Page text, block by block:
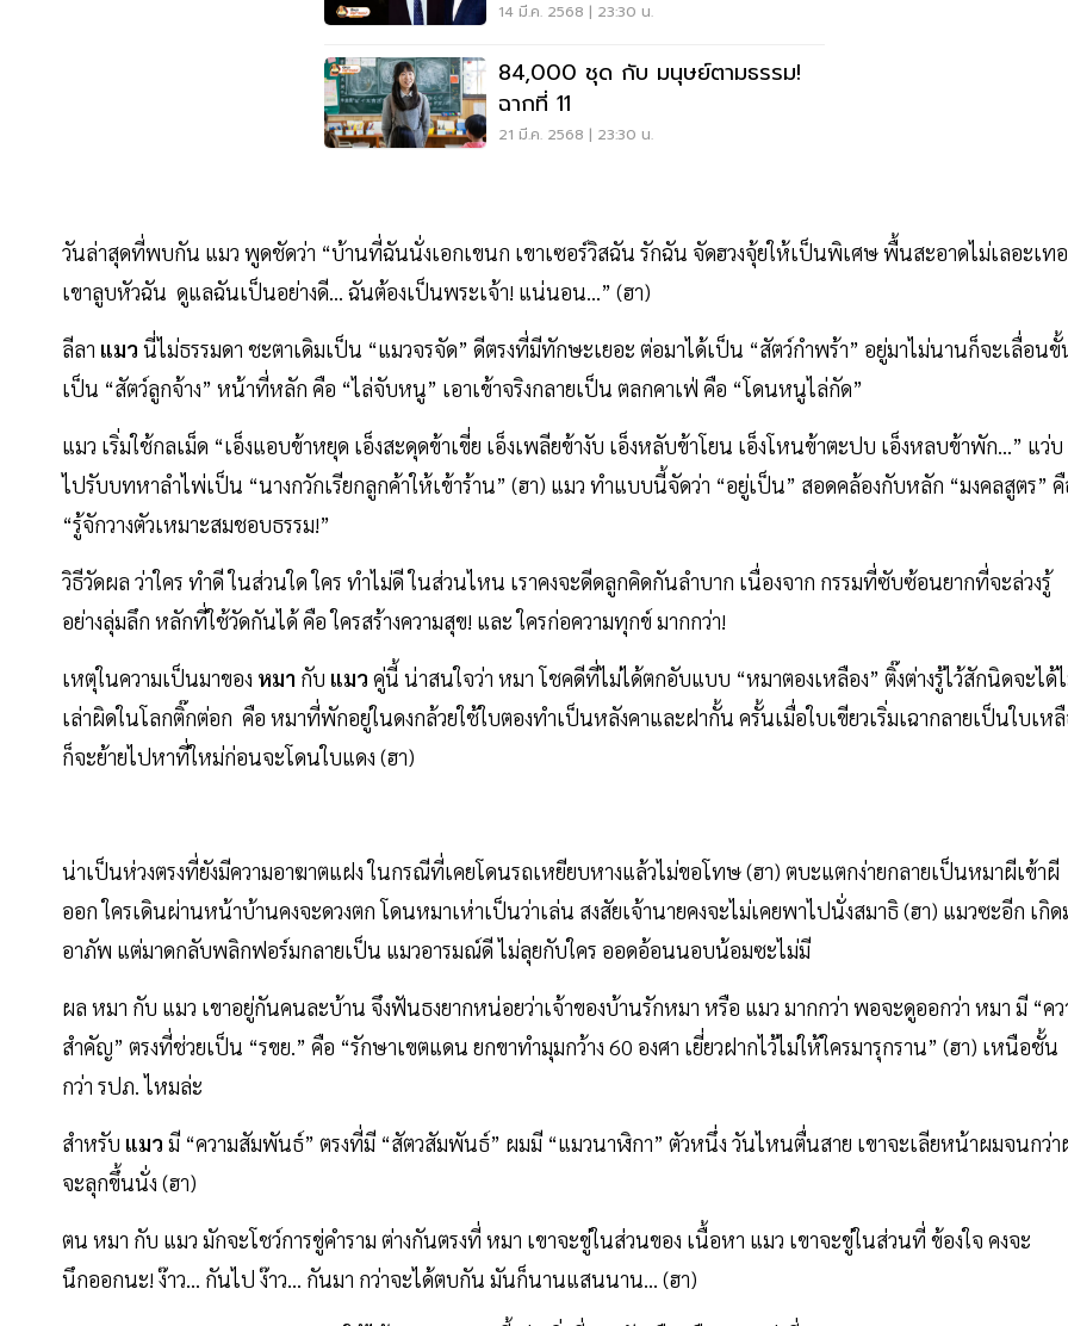
14 มี.ค. 2568 | 23:30 น.
84,000 ชุด กับ มนุษย์ตามธรรม!
ฉากที่ 11
21 มี.ค. 2568 | 23:30 น.
วันล่าสุดที่พบกัน แมว พูดชัดว่า “บ้านที่ฉันนั่งเอกเขนก เขาเซอร์วิสฉัน รักฉัน จัดฮวงจุ้ยให้เป็นพิเศษ พื้นสะอาดไม่เลอะเท
เขาลูบหัวฉัน ดูแลฉันเป็นอย่างดี... ฉันต้องเป็นพระเจ้า! แน่นอน…” (ฮา)
ลีลา แมว นี่ไม่ธรรมดา ชะตาเดิมเป็น “แมวจรจัด” ดีตรงที่มีทักษะเยอะ ต่อมาได้เป็น “สัตว์กำพร้า” อยู่มาไม่นานก็จะเลื่อน
เป็น “สัตว์ลูกจ้าง” หน้าที่หลัก คือ “ไล่จับหนู” เอาเข้าจริงกลายเป็น ตลกคาเฟ่ คือ “โดนหนูไล่กัด”
แมว เริ่มใช้กลเม็ด “เอ็งแอบข้าหยุด เอ็งสะดุดข้าเขี่ย เอ็งเพลียข้างับ เอ็งหลับข้าโยน เอ็งโหนข้าตะปบ เอ็งหลบข้าพัก...” แว่บ
ไปรับบทหาลำไพ่เป็น “นางกวักเรียกลูกค้าให้เข้าร้าน” (ฮา) แมว ทำแบบนี้จัดว่า “อยู่เป็น” สอดคล้องกับหลัก “มงคลสูตร”
“รู้จักวางตัวเหมาะสมชอบธรรม!”
วิธีวัดผล ว่าใคร ทำดี ในส่วนใด ใคร ทำไม่ดี ในส่วนไหน เราคงจะดีดลูกคิดกันลำบาก เนื่องจาก กรรมที่ซับซ้อนยากที่จะล่วงรู้
อย่างลุ่มลึก หลักที่ใช้วัดกันได้ คือ ใครสร้างความสุข! และ ใครก่อความทุกข์ มากกว่า!
เหตุในความเป็นมาของ หมา กับ แมว คู่นี้ น่าสนใจว่า หมา โชคดีที่ไม่ได้ตกอับแบบ “หมาตองเหลือง” ติ๊งต่างรู้ไว้สักนิดจะได้
เล่าผิดในโลกติ๊กต่อก คือ หมาที่พักอยู่ในดงกล้วยใช้ใบตองทำเป็นหลังคาและฝากั้น ครั้นเมื่อใบเขียวเริ่มเฉากลายเป็นใบเห
ก็จะย้ายไปหาที่ใหม่ก่อนจะโดนใบแดง (ฮา)
น่าเป็นห่วงตรงที่ยังมีความอาฆาตแฝง ในกรณีที่เคยโดนรถเหยียบหางแล้วไม่ขอโทษ (ฮา) ตบะแตกง่ายกลายเป็นหมาผีเข้าผี
ออก ใครเดินผ่านหน้าบ้านคงจะดวงตก โดนหมาเห่าเป็นว่าเล่น สงสัยเจ้านายคงจะไม่เคยพาไปนั่งสมาธิ (ฮา) แมวซะอีก เกิด
อาภัพ แต่มาดกลับพลิกฟอร์มกลายเป็น แมวอารมณ์ดี ไม่ลุยกับใคร ออดอ้อนนอบน้อมซะไม่มี
ผล หมา กับ แมว เขาอยู่กันคนละบ้าน จึงฟันธงยากหน่อยว่าเจ้าของบ้านรักหมา หรือ แมว มากกว่า พอจะดูออกว่า หมา มี “ค
สำคัญ” ตรงที่ช่วยเป็น “รขย.” คือ “รักษาเขตแดน ยกขาทำมุมกว้าง 60 องศา เยี่ยวฝากไว้ไม่ให้ใครมารุกราน” (ฮา) เหนือชั้น
กว่า รปภ. ไหมล่ะ
สำหรับ แมว มี “ความสัมพันธ์” ตรงที่มี “สัตวสัมพันธ์” ผมมี “แมวนาฬิกา” ตัวหนึ่ง วันไหนตื่นสาย เขาจะเลียหน้าผมจนกว่า
จะลุกขึ้นนั่ง (ฮา)
ตน หมา กับ แมว มักจะโชว์การขู่คำราม ต่างกันตรงที่ หมา เขาจะขู่ในส่วนของ เนื้อหา แมว เขาจะขู่ในส่วนที่ ข้องใจ คงจะ
นึกออกนะ! ง๊าว… กันไป ง๊าว… กันมา กว่าจะได้ตบกัน มันก็นานแสนนาน… (ฮา)